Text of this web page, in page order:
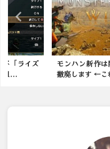
女制限を
【サンブレイ
火力があがる？